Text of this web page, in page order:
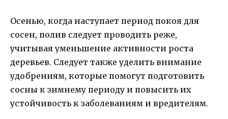
Осенью, когда наступает период покоя для
сосен, полив следует проводить реже,
учитывая уменьшение активности роста
деревьев. Следует также уделить внимание
удобрениям, которые помогут подготовить
сосны к зимнему периоду и повысить их
устойчивость к заболеваниям и вредителям.